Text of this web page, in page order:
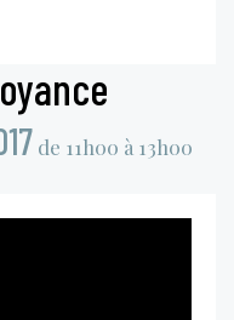
de 11h00 à 13h00